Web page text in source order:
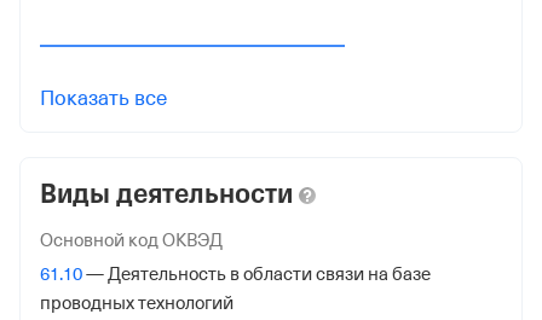
Налоговая
Межрайонная Инспекция Федеральной Налоговой
Адрес налоговой
Показать все
Виды деятельности
Основной код ОКВЭД
61.10— Деятельность в области связи на базе
проводных технологий